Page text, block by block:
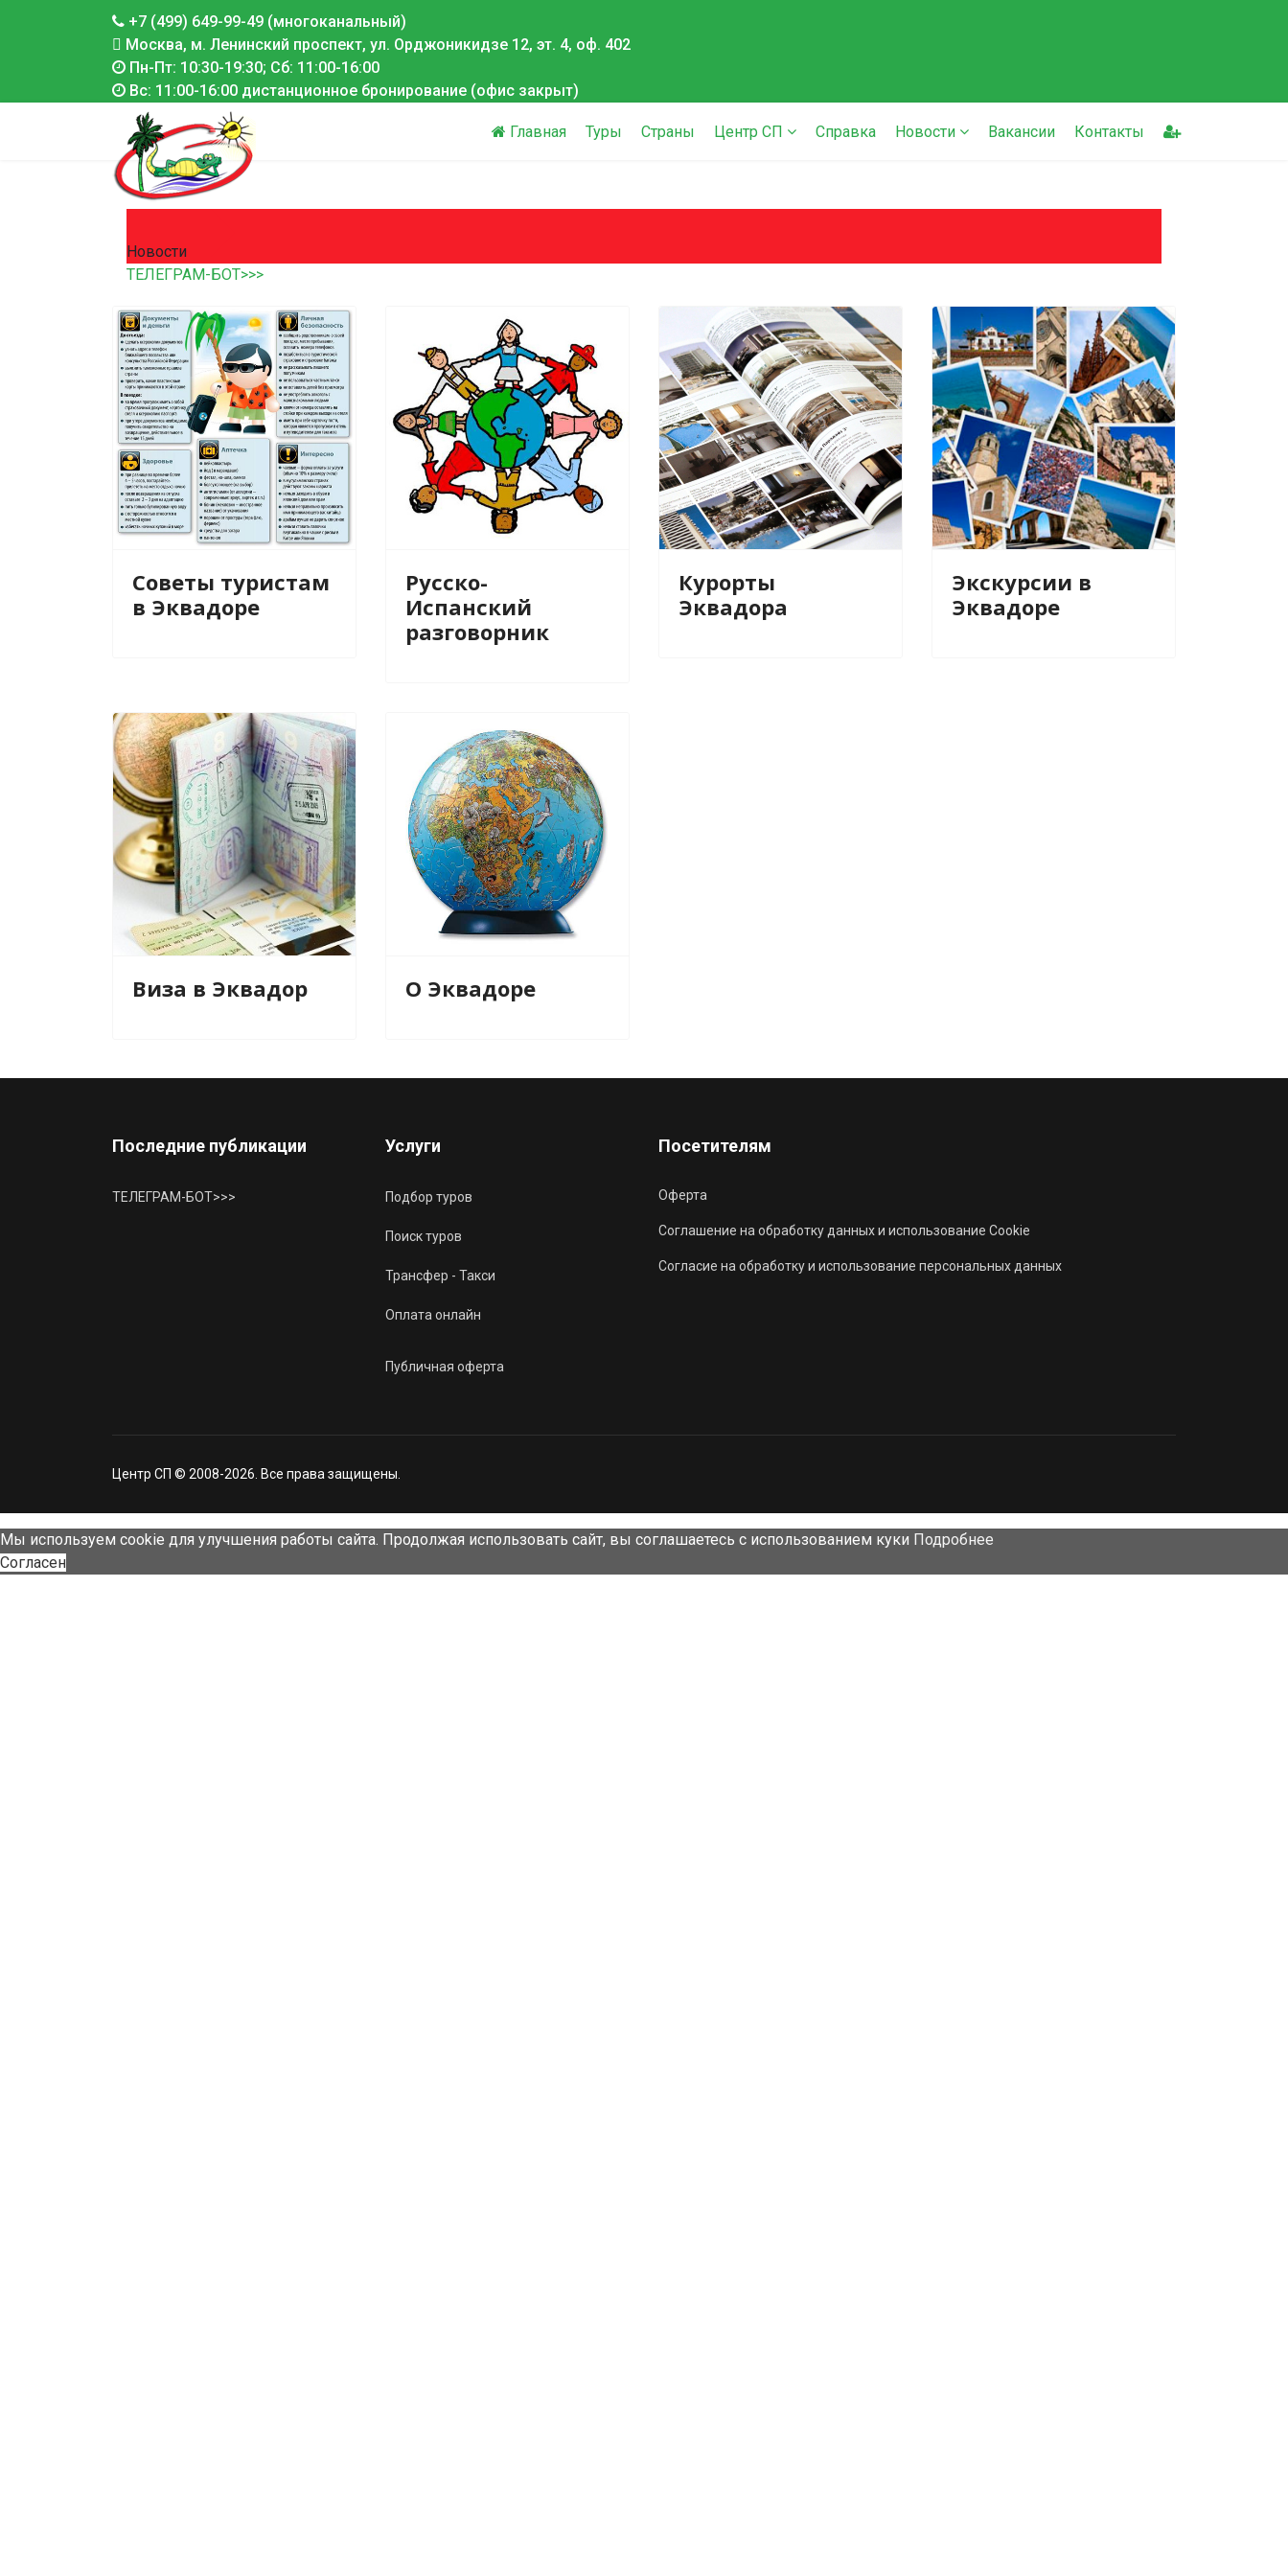
+7 (499) 649-99-49 (многоканальный)
Москва, м. Ленинский проспект, ул. Орджоникидзе 12, эт. 4, оф. 402
Пн-Пт: 10:30-19:30; Сб: 11:00-16:00
Вс: 11:00-16:00 дистанционное бронирование (офис закрыт)
Главная Туры Страны Центр СП Справка Новости Вакансии Контакты
Новости
ТЕЛЕГРАМ-БОТ>>>
Советы туристам
в Эквадоре
Русско-
Испанский
разговорник
Курорты
Эквадора
Экскурсии в
Эквадоре
Виза в Эквадор О Эквадоре
Последние публикации
ТЕЛЕГРАМ-БОТ>>>
Услуги
Подбор туров
Поиск туров
Трансфер - Такси
Оплата онлайн
Публичная оферта
Посетителям
Оферта
Соглашение на обработку данных и использование Cookie
Согласие на обработку и использование персональных данных
Центр СП © 2008-2026. Все права защищены.
Мы используем cookie для улучшения работы сайта. Продолжая использовать сайт, вы соглашаетесь с использованием куки Подробнее
Согласен